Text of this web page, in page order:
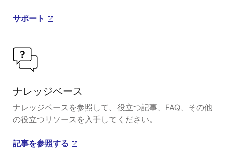
サポート
ナレッジベース
ナレッジベースを参照して、役立つ記事、FAQ、その他
の役立つリソースを入手してください。
記事を参照する